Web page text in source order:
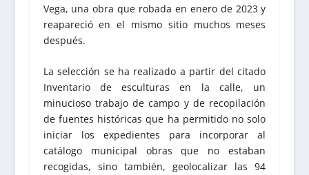
Vega, una obra que robada en enero de 2023 y
reapareció en el mismo sitio muchos meses
después.
La selección se ha realizado a partir del citado
Inventario de esculturas en la calle, un
minucioso trabajo de campo y de recopilación
de fuentes históricas que ha permitido no solo
iniciar los expedientes para incorporar al
catálogo municipal obras que no estaban
recogidas, sino también, geolocalizar las 94